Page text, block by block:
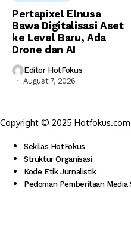
Pertapixel Elnusa
Bawa Digitalisasi Aset
ke Level Baru, Ada
Drone dan AI
Editor HotFokus
August 7, 2026
Copyright © 2025
Sekilas HotFokus
Struktur Organisasi
Kode Etik Jurnalistik
Pedoman Pemberitaan Media